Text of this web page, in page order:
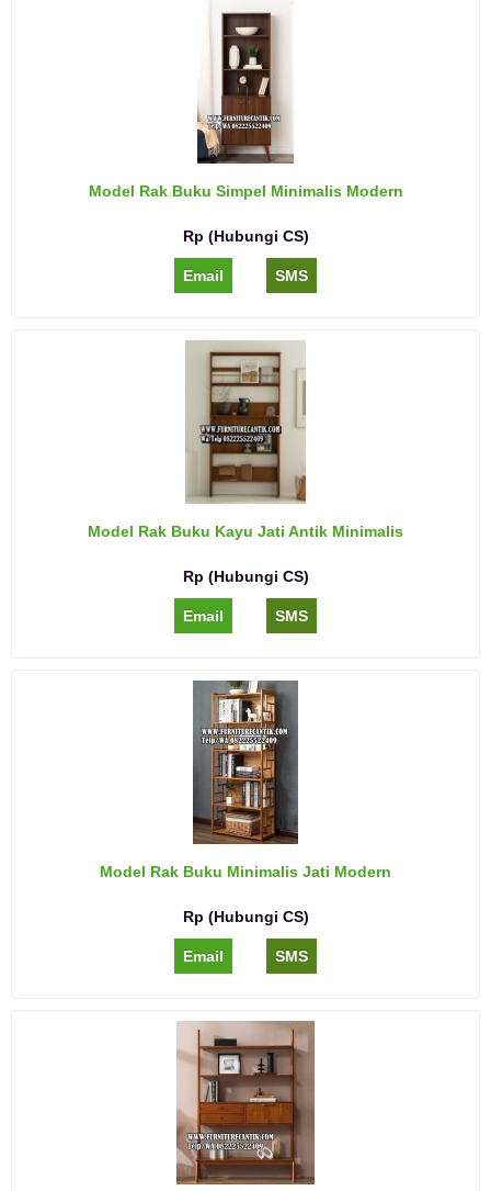
Model Rak Buku Simpel Minimalis Modern
Rp (Hubungi CS)
Email SMS
Model Rak Buku Kayu Jati Antik Minimalis
Rp (Hubungi CS)
Email SMS
Model Rak Buku Minimalis Jati Modern
Rp (Hubungi CS)
Email SMS